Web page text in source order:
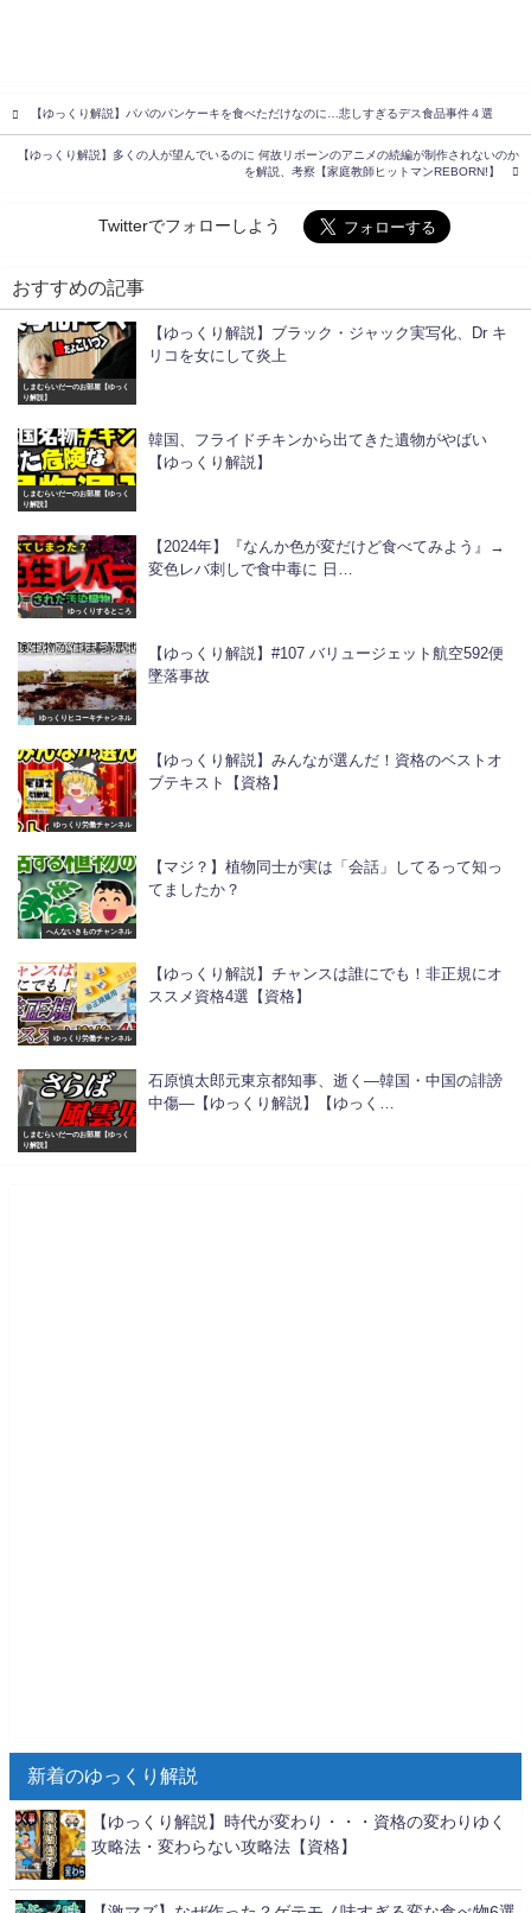
【ゆっくり解説】パパのパンケーキを食べただけなのに…悲しすぎるデス食品事件４選
【ゆっくり解説】多くの人が望んでいるのに 何故リボーンのアニメの続編が制作されないのか
を解説、考察【家庭教師ヒットマンREBORN!】
Twitterでフォローしよう
おすすめの記事
しまむらいだーのお部屋【ゆっく
り解説】
【ゆっくり解説】ブラック・ジャック実写化、Dr キ
リコを女にして炎上
しまむらいだーのお部屋【ゆっく
り解説】
韓国、フライドチキンから出てきた遺物がやばい
【ゆっくり解説】
ゆっくりするところ
【2024年】『なんか色が変だけど食べてみよう』→
変色レバ刺しで食中毒に 日…
ゆっくりヒコーキチャンネル
【ゆっくり解説】#107 バリュージェット航空592便
墜落事故
ゆっくり労働チャンネル
【ゆっくり解説】みんなが選んだ！資格のベストオ
ブテキスト【資格】
へんないきものチャンネル
【マジ？】植物同士が実は「会話」してるって知っ
てましたか？
ゆっくり労働チャンネル
【ゆっくり解説】チャンスは誰にでも！非正規にオ
ススメ資格4選【資格】
しまむらいだーのお部屋【ゆっく
り解説】
石原慎太郎元東京都知事、逝く―韓国・中国の誹謗
中傷―【ゆっくり解説】【ゆっく…
新着のゆっくり解説
【ゆっくり解説】時代が変わり・・・資格の変わりゆく
攻略法・変わらない攻略法【資格】